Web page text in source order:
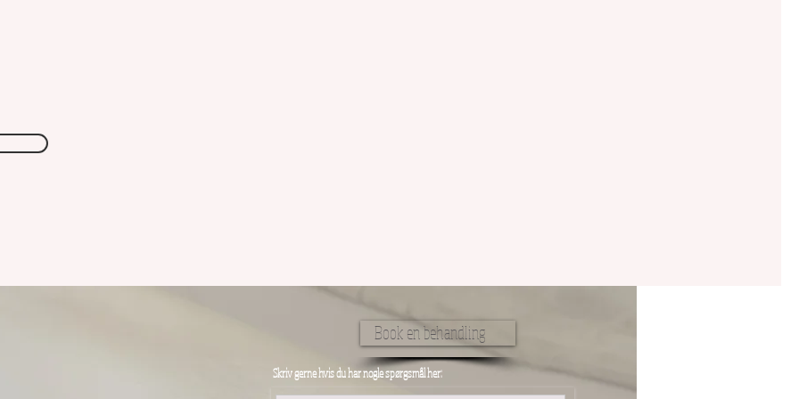
Book en behandling
Skriv gerne hvis du har nogle spørgsmål her: